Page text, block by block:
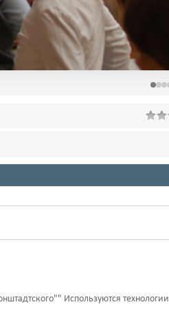
Используются технологии